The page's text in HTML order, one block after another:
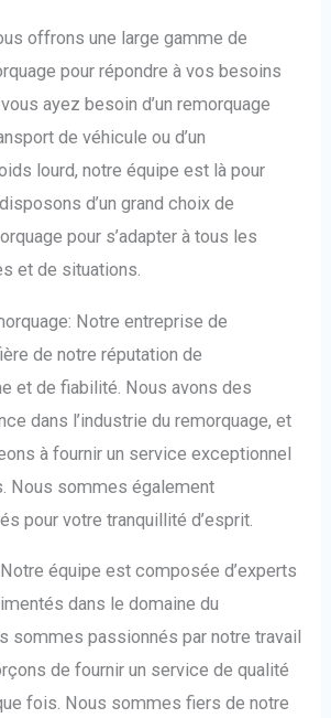
offrons une large gamme de
pour répondre à vos besoins
ayez besoin d’un remorquage
de véhicule ou d’un
lourd, notre équipe est là pour
d’un grand choix de
pour s’adapter à tous les
et de situations.
Notre entreprise de
de notre réputation de
et de fiabilité. Nous avons des
dans l’industrie du remorquage, et
à fournir un service exceptionnel
Nous sommes également
pour votre tranquillité d’esprit.
équipe est composée d’experts
dans le domaine du
sommes passionnés par notre travail
de fournir un service de qualité
fois. Nous sommes fiers de notre